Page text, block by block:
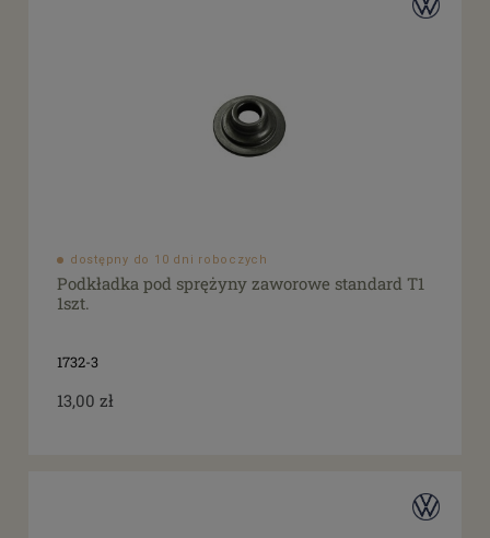
dostępny do 10 dni roboczych
Podkładka pod sprężyny zaworowe standard T1
1szt.
1732-3
13,00 zł